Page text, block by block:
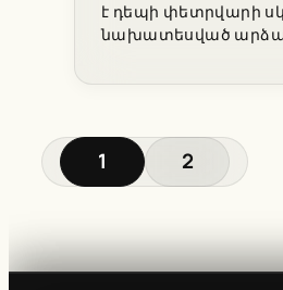
է դեպի փետրվարի
նախատեսված
1 2